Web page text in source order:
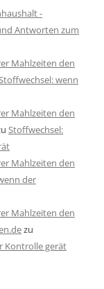
-
Antworten zum
Mahlzeiten den
Stoffwechsel: wenn
Mahlzeiten den
Stoffwechsel:
Mahlzeiten den
der
Mahlzeiten den
zu
Kontrolle gerät